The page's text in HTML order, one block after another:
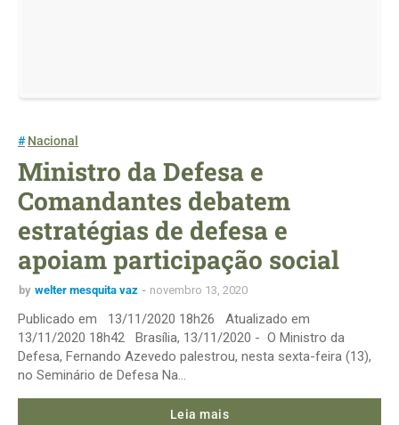
Nacional
Ministro da Defesa e
Comandantes debatem
estratégias de defesa e
apoiam participação social
by welter mesquita vaz novembro 13, 2020
Publicado em 13/11/2020 18h26 Atualizado em
13/11/2020 18h42 Brasília, 13/11/2020 - O Ministro da
Defesa, Fernando Azevedo palestrou, nesta sexta-feira (13),
no Seminário de Defesa Na…
Leia mais